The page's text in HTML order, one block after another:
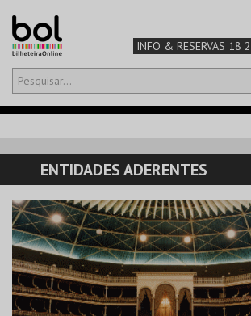
INFO & RESERVAS 18
Olá,iniciar sessão
CARRINHO
TEATRO & ARTE
MÚSICA & FESTIVAIS
FAMÍLIA
ENTIDADES ADERENTES